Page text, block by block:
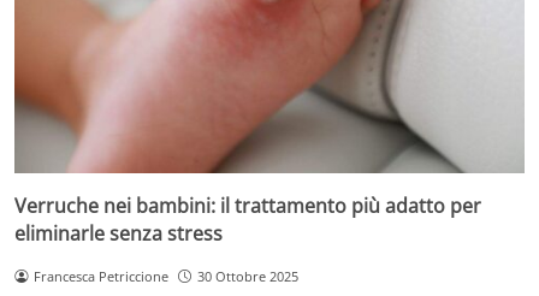
Verruche nei bambini: il trattamento più adatto per
eliminarle senza stress
Francesca Petriccione 30 Ottobre 2025